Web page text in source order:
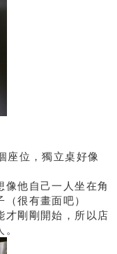
座位，獨立桌好像
像他自己一人坐在角
很有畫面吧）
才剛剛開始，所以店